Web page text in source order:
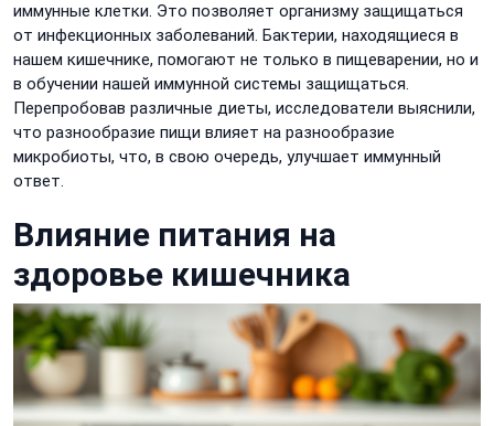
иммунные клетки. Это позволяет организму защищаться
от инфекционных заболеваний. Бактерии, находящиеся в
нашем кишечнике, помогают не только в пищеварении, но и
в обучении нашей иммунной системы защищаться.
Перепробовав различные диеты, исследователи выяснили,
что разнообразие пищи влияет на разнообразие
микробиоты, что, в свою очередь, улучшает иммунный
ответ.
Влияние питания на
здоровье кишечника